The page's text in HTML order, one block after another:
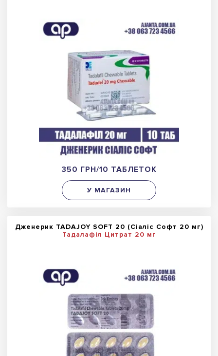
350 ГРН/10 ТАБЛЕТОК
У МАГАЗИН
Дженерик TADAJOY SOFT 20 (Сіаліс Софт 20 мг)
Тадалафіл Цитрат 20 мг